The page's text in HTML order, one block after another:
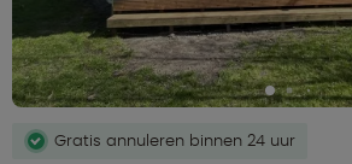
Gratis annuleren binnen 24 uur